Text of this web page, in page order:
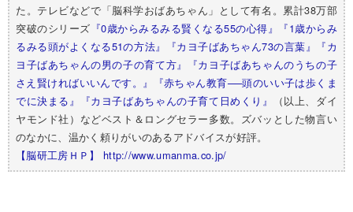
た。テレビなどで「脳科学おばあちゃん」として有名。累計38万部
突破のシリーズ 『0歳からみるみる賢くなる55の心得』
『1歳からみ
るみる頭がよくなる51の方法』
『カヨ子ばあちゃん73の言葉』
『カ
ヨ子ばあちゃんの男の子の育て方』
『カヨ子ばあちゃんのうちの子
さえ賢ければいいんです。』
『赤ちゃん教育──頭のいい子は歩くま
でに決まる』
『カヨ子ばあちゃんの子育て日めくり』
（以上、ダイ
ヤモンド社）などベスト＆ロングセラー多数。ズバッとした物言い
のなかに、温かく頼りがいのあるアドバイスが好評。
【脳研工房ＨＰ】 http://www.umanma.co.jp/